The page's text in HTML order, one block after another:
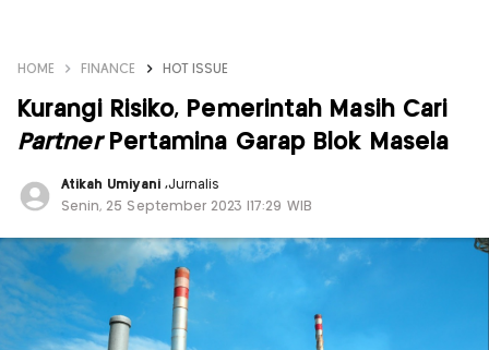
HOME FINANCE HOT ISSUE
Kurangi Risiko, Pemerintah Masih Cari
PartnerPertamina Garap Blok Masela
Atikah Umiyani ,Jurnalis
Senin, 25 September 2023 |17:29 WIB